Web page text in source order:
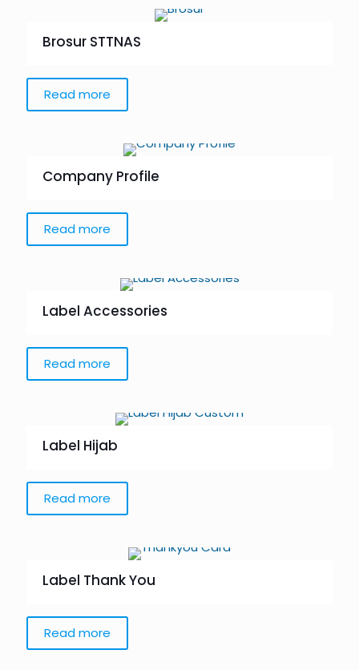
Brosur STTNAS
Read more
Company Profile
Read more
Label Accessories
Read more
Label Hijab
Read more
Label Thank You
Read more